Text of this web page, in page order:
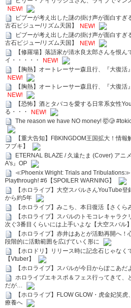
NEW!
ビブーが考え出した謎の掛け声が面白す
古石ビジュー/リズム天国】
NEW!
ビブーが考え出した謎の掛け声が面白す
古石ビジュー/リズム天国】
NEW!
【修羅場】落語家が清水良太郎さんを恨
イ・・・・・
NEW!
【胸熱】オートレーサー森且行、『大復活
NEW!
【胸熱】オートレーサー森且行、『大復活
NEW!
【恐怖】酒とタバコを愛する日常系女性
る・・・
NEW!
The reason we have NO money! 🤯🥲
【重大告知】FBKINGDOM王国拡大！情
フブキ】
ETERNAL BLAZE / 久遠たま (Cover) アニ
A's』OP
≪Phoenix Wright: Trials and
Playthrough! #6【SPOILER WARNING】
【ホロライブ】大空スバルさんYouTube
から約5年
【ホロライブ】みこち、本日復活【さくら
【ホロライブ】スバルのトモコレキャラ
次ぐ3番目くらいには上手いよな【大空スバル】
【ホロライブ】赤井はあとが活動再開へ
段階的に活動範囲を広げていく形に
【ホロドリ】リリース時に記念石じゃな
【Vtuber】
【ホロライブ】スバルが今日からぽこあだ
ホロライブエキスポ＆フェス行ってきて、
だが…
【ホロライブ】FLOW GLOW・虎金妃笑
療養へ